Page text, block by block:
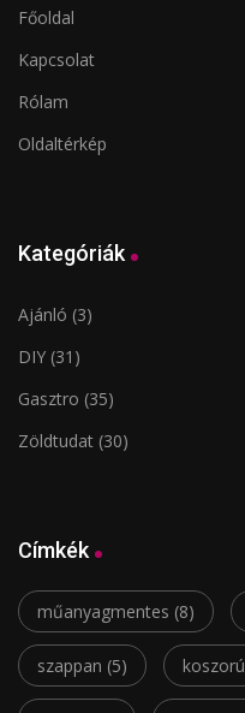
Főoldal
Kapcsolat
Rólam
Oldaltérkép
Kategóriák
Ajánló (3)
DIY (31)
Gasztro (35)
Zöldtudat (30)
Címkék
műanyagmentes (8)
szappan (5) koszorú